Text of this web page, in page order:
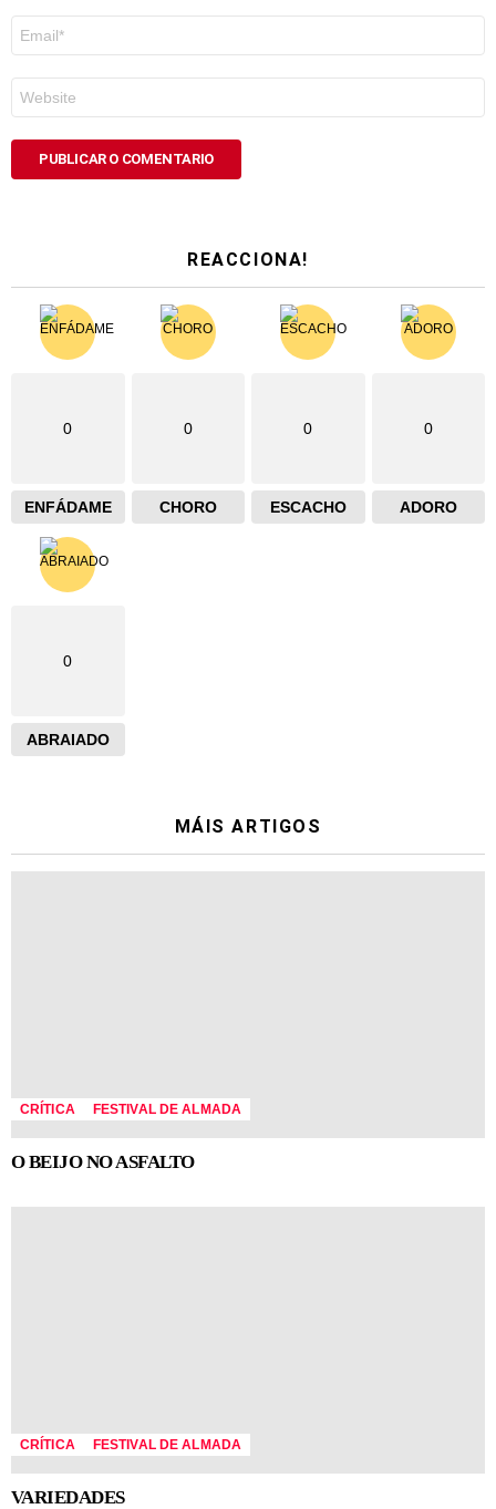
electrónico
*
REACCIONA!
0
ENFÁDAME
0
CHORO
0
ESCACHO
0
ADORO
0
ABRAIADO
MÁIS ARTIGOS
CRÍTICA FESTIVAL DE ALMADA
O BEIJO NO ASFALTO
CRÍTICA FESTIVAL DE ALMADA
VARIEDADES